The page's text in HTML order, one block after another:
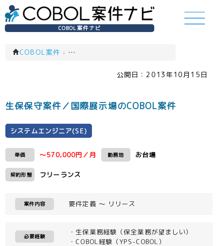
COBOL案件ナビ
COBOL案件 › システムエンジニア(SE)(一覧)
公開日： 2013年10月15日
生保保守案件／国際展示場のCOBOL案件
システムエンジニア(SE)
単価 ～570,000円／月 勤務地 お台場
契約形態 フリーランス
案件内容 要件定義 ～ リリース
必要経験
・生保業務経験（保全業務が望ましい）
・COBOL経験（YPS-COBOL）